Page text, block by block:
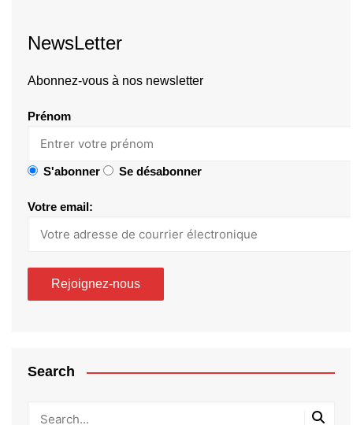
NewsLetter
Abonnez-vous à nos newsletter
Prénom
S'abonner Se désabonner
Votre email:
Search